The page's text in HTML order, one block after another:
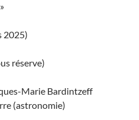
2025)
réserve)
Marie Bardintzeff
(astronomie)